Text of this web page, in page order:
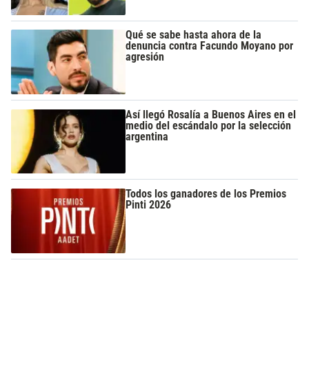
Qué se sabe hasta ahora de la
denuncia contra Facundo Moyano por
agresión
Así llegó Rosalía a Buenos Aires en el
medio del escándalo por la selección
argentina
Todos los ganadores de los Premios
Pinti 2026